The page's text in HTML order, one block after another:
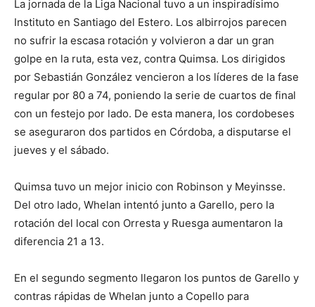
La jornada de la Liga Nacional tuvo a un inspiradísimo
Instituto en Santiago del Estero. Los albirrojos parecen
no sufrir la escasa rotación y volvieron a dar un gran
golpe en la ruta, esta vez, contra Quimsa. Los dirigidos
por Sebastián González vencieron a los líderes de la fase
regular por 80 a 74, poniendo la serie de cuartos de final
con un festejo por lado. De esta manera, los cordobeses
se aseguraron dos partidos en Córdoba, a disputarse el
jueves y el sábado.
Quimsa tuvo un mejor inicio con Robinson y Meyinsse.
Del otro lado, Whelan intentó junto a Garello, pero la
rotación del local con Orresta y Ruesga aumentaron la
diferencia 21 a 13.
En el segundo segmento llegaron los puntos de Garello y
contras rápidas de Whelan junto a Copello para